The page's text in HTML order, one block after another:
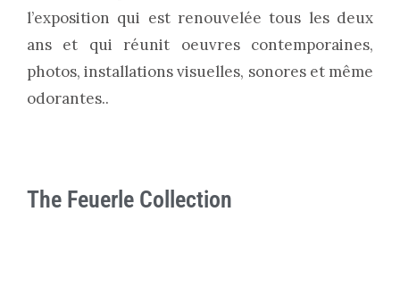
l’exposition qui est renouvelée tous les deux
ans et qui réunit oeuvres contemporaines,
photos, installations visuelles, sonores et même
odorantes..
The Feuerle Collection